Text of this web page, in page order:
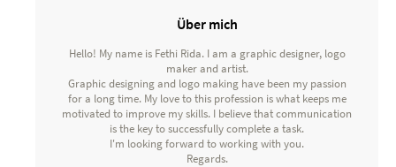
Über mich
Hello! My name is Fethi Rida. I am a graphic designer, logo
maker and artist.
Graphic designing and logo making have been my passion
for a long time. My love to this profession is what keeps me
motivated to improve my skills. I believe that communication
is the key to successfully complete a task.
I'm looking forward to working with you.
Regards.